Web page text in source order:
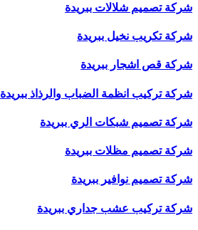
شركة تصميم شلالات ببريدة
شركة تكريب نخيل ببريدة
شركة قص اشجار ببريدة
شركة تركيب انظمة الضباب والرذاذ ببريدة
شركة تصميم شبكات الري ببريدة
شركة تصميم مظلات ببريدة
شركة تصميم نوافير ببريدة
شركة تركيب عشب جداري ببريدة